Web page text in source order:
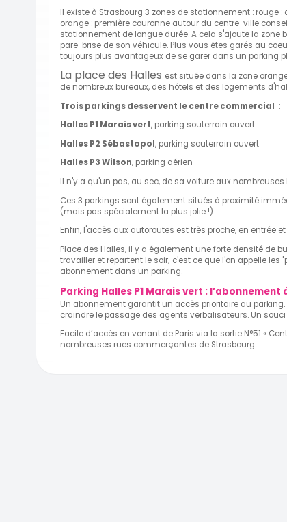
Il existe à Strasbourg 3 zones de stationnement :
orange : première couronne autour du centre-ville
stationnement de longue durée. A cela s'ajoute la zone
pare-brise de son véhicule. Plus vous êtes garés au
toujours plus avantageux de se garer dans un parking
La place des Halles est située dans la zone
de nombreux bureaux, des hôtels et des logements
Trois parkings desservent le centre commercial :
Halles P1 Marais vert, parking souterrain ouvert
Halles P2 Sébastopol, parking souterrain ouvert
Halles P3 Wilson, parking aérien
Il n'y a qu'un pas, au sec, de sa voiture aux
Ces 3 parkings sont également situés à proximité
(mais pas spécialement la plus jolie !)
Enfin, l'accès aux autoroutes est très proche, en entrée
Place des Halles, il y a également une forte densité de
travailler et repartent le soir; c'est ce que l'on appelle
abonnement dans un parking.
Parking Halles P1 Marais vert :
Un abonnement garantit un accès prioritaire au
craindre le passage des agents verbalisateurs. Un
Facile d’accès en venant de Paris via la sortie N°51 «
nombreuses rues commerçantes de Strasbourg.